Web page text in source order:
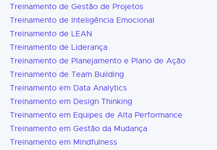
Treinamento de Gestão de Projetos
Treinamento de Inteligência Emocional
Treinamento de LEAN
Treinamento de Liderança
Treinamento de Planejamento e Plano de Ação
Treinamento de Team Building
Treinamento em Data Analytics
Treinamento em Design Thinking
Treinamento em Equipes de Alta Performance
Treinamento em Gestão da Mudança
Treinamento em Mindfulness